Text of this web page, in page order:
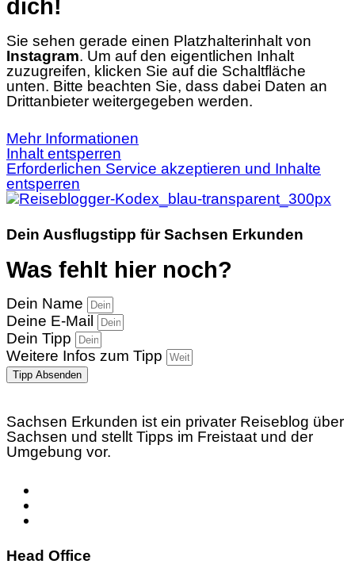
dich!
Sie sehen gerade einen Platzhalterinhalt von
Instagram. Um auf den eigentlichen Inhalt
zuzugreifen, klicken Sie auf die Schaltfläche
unten. Bitte beachten Sie, dass dabei Daten an
Drittanbieter weitergegeben werden.
Mehr Informationen
Inhalt entsperren
Erforderlichen Service akzeptieren und Inhalte
entsperren
Dein Ausflugstipp für Sachsen Erkunden
Was fehlt hier noch?
Dein Name
Deine E-Mail
Dein Tipp
Weitere Infos zum Tipp
Tipp Absenden
Sachsen Erkunden ist ein privater Reiseblog über
Sachsen und stellt Tipps im Freistaat und der
Umgebung vor.
Head Office